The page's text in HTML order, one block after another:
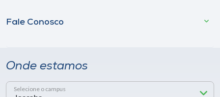
Fale Conosco
Onde estamos
Selecione o campus